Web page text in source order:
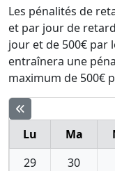
Les pénalités de
et par jour de
jour et de 500€ par
entraînera une
maximum de 500€
Lu
Ma
29
30